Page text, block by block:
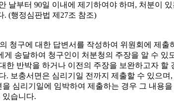
날부터 90일 이내에 제기하여야 하며, 처분이
. (행정심판법 제27조 참조)
청구에 대한 답변서를 작성하여 위원회에 제출
게 송달하여 청구인이 처분청의 주장을 알 수 있
한 반박을 하거나 이전의 주장을 보완하고자 할
. 보충서면은 심리기일 전까지 제출할 수 있으며
심리기일에 임박하여 제출하는 경우 그 내용
있습니다.